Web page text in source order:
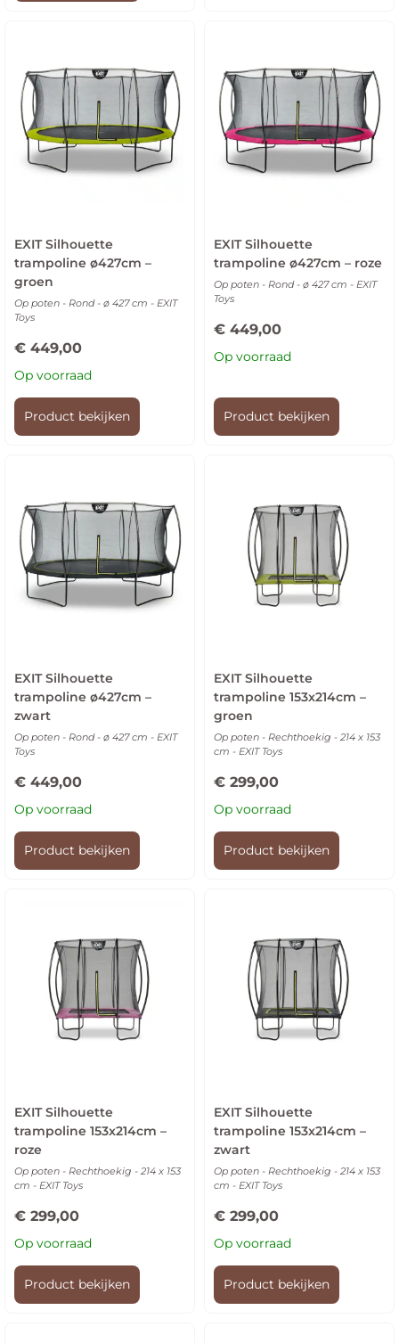
EXIT Silhouette
trampoline ø427cm –
groen
Op poten - Rond - ø 427 cm - EXIT
Toys
€ 449,00
Op voorraad
Product bekijken
EXIT Silhouette
trampoline ø427cm – roze
Op poten - Rond - ø 427 cm - EXIT
Toys
€ 449,00
Op voorraad
Product bekijken
EXIT Silhouette
trampoline ø427cm –
zwart
Op poten - Rond - ø 427 cm - EXIT
Toys
€ 449,00
Op voorraad
Product bekijken
EXIT Silhouette
trampoline 153x214cm –
groen
Op poten - Rechthoekig - 214 x 153
cm - EXIT Toys
€ 299,00
Op voorraad
Product bekijken
EXIT Silhouette
trampoline 153x214cm –
roze
Op poten - Rechthoekig - 214 x 153
cm - EXIT Toys
€ 299,00
Op voorraad
Product bekijken
EXIT Silhouette
trampoline 153x214cm –
zwart
Op poten - Rechthoekig - 214 x 153
cm - EXIT Toys
€ 299,00
Op voorraad
Product bekijken